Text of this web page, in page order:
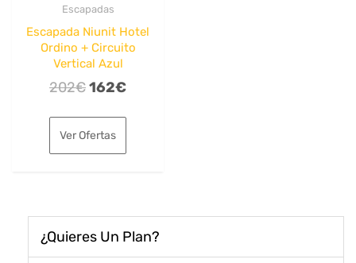
Escapadas
Escapada Niunit Hotel
Ordino + Circuito
Vertical Azul
202€El
original
era:
162€El
es:
Ver Ofertas
¿Quieres Un Plan?